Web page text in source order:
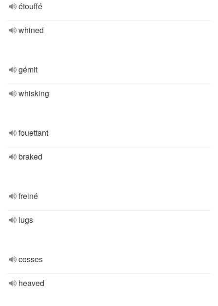
étouffé
whined
gémit
whisking
fouettant
braked
freiné
lugs
cosses
heaved